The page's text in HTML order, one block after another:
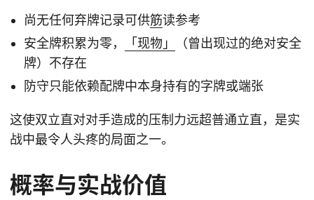
尚无任何弃牌记录可供筋读参考
安全牌积累为零，
「现物」
（曾出现过的绝对安全
牌）不存在
防守只能依赖配牌中本身持有的字牌或端张
这使双立直对对手造成的压制力远超普通立直，是实
战中最令人头疼的局面之一。
概率与实战价值